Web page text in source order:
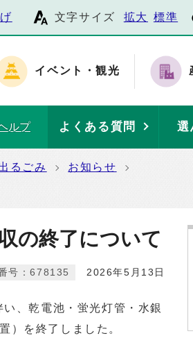
文字サイズ 拡大 標準
イベント・観光
ルプ よくある質問 選
るごみ
お知らせ
の終了について
2026年5月13日
号：678135
、乾電池・蛍光灯管・水銀
）を終了しました。